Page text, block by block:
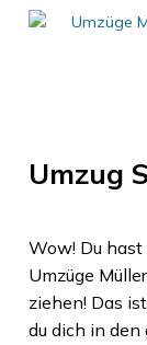
Umzug
Wow! Du
Umzüge
ziehen! Das
du dich in den